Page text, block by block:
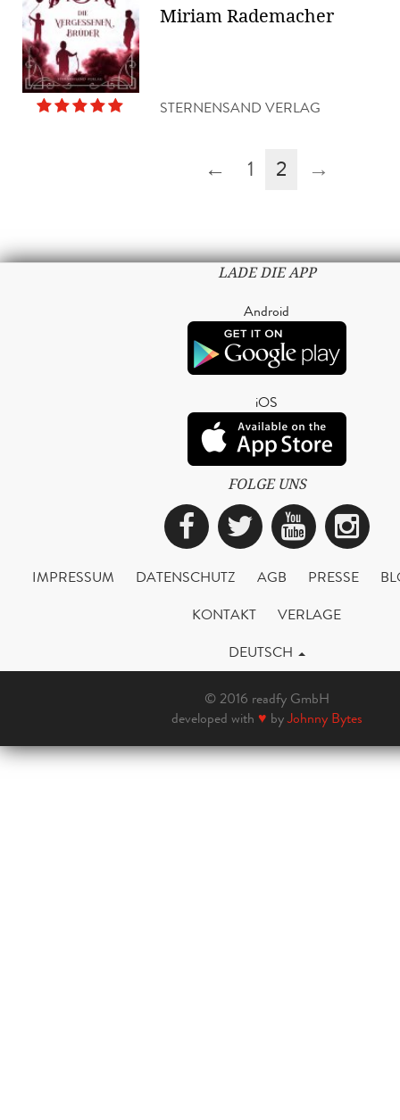
Miriam Rademacher
STERNENSAND VERLAG
← 1 2 →
LADE DIE APP
Android
iOS
FOLGE UNS
Facebook
Twitter
IMPRESSUM DATENSCHUTZ AGB PRESSE
KONTAKT
VERLAGE
DEUTSCH
© 2016 readfy GmbH
developed with ♥ byJohnny Bytes